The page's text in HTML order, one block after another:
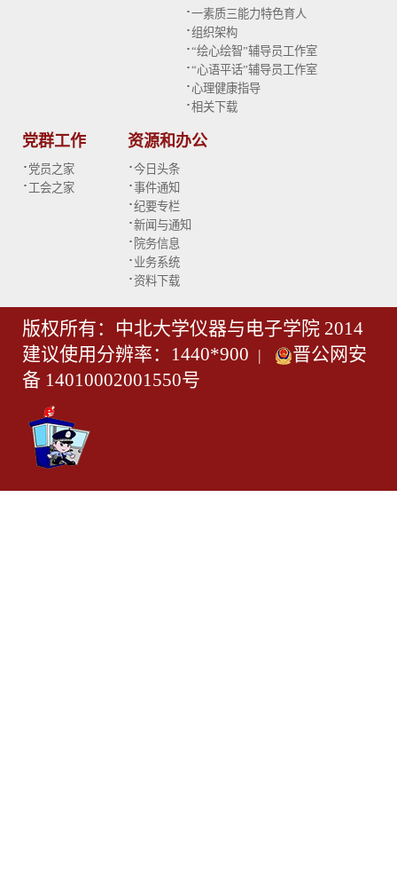
·一素质三能力特色育人
·组织架构
·“绘心绘智”辅导员工作室
·“心语平话”辅导员工作室
·心理健康指导
·相关下载
党群工作
· 党员之家
· 工会之家
资源和办公
·今日头条
·事件通知
·纪要专栏
·新闻与通知
· 院务信息
· 业务系统
·资料下载
版权所有：中北大学仪器与电子学院 2014
建议使用分辨率：1440*900 |
晋公网安
备 14010002001550号